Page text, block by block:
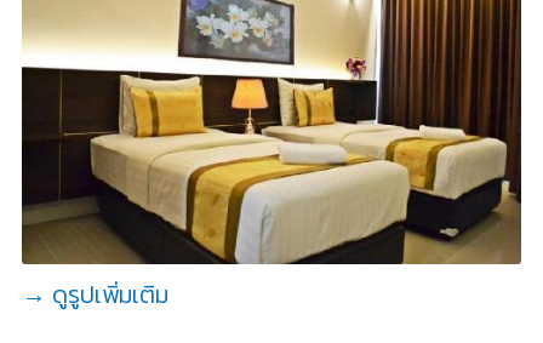
→ ดูรูปเพิ่มเติม